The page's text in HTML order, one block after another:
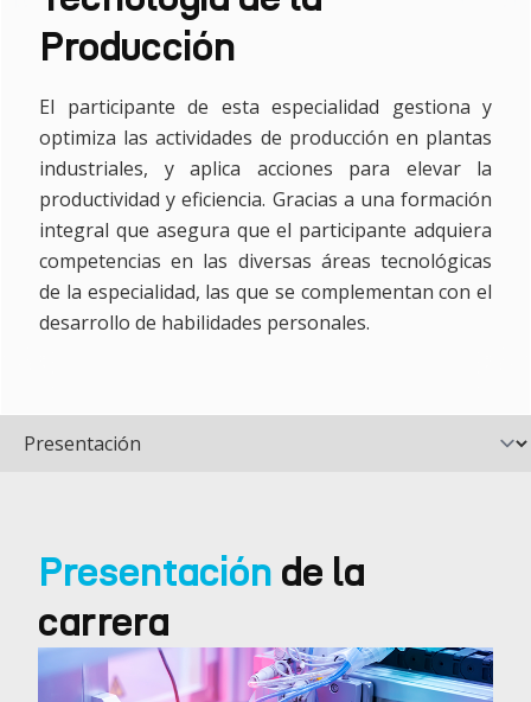
Producción
El participante de esta especialidad gestiona y
optimiza las actividades de producción en plantas
industriales, y aplica acciones para elevar la
productividad y eficiencia. Gracias a una formación
integral que asegura que el participante adquiera
competencias en las diversas áreas tecnológicas
de la especialidad, las que se complementan con el
desarrollo de habilidades personales.
Presentación de la
carrera